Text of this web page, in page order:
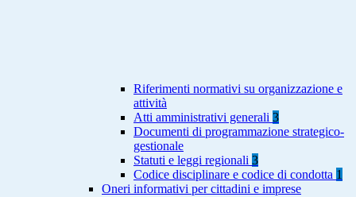
Riferimenti normativi su organizzazione e
attività
Atti amministrativi generali 3
Documenti di programmazione strategico-
gestionale
Statuti e leggi regionali 3
Codice disciplinare e codice di condotta 1
Oneri informativi per cittadini e imprese